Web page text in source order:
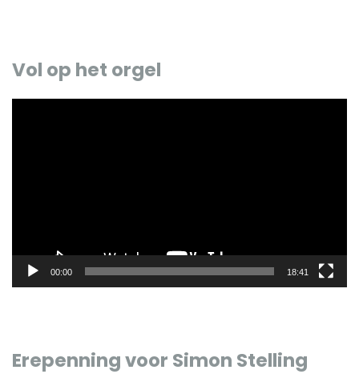
Vol op het orgel
00:00 18:41
Erepenning voor Simon Stelling